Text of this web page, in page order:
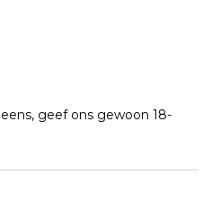
geef ons gewoon 18-